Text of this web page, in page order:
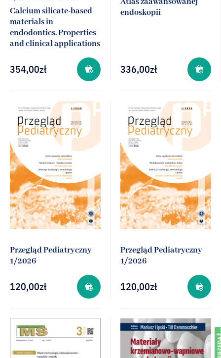
Calcium silicate-based
materials in
endodontics. Properties
and clinical applications
354,00zł
endoskopii
336,00zł
Przegląd Pediatryczny
1/2026
120,00zł
Przegląd Pediatryczny
1/2026
120,00zł